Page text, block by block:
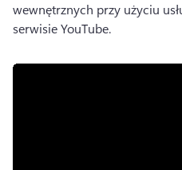
wewnętrznych przy użyciu
serwisie YouTube.